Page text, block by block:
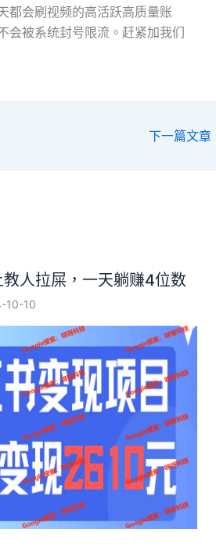
都会刷视频的高活跃高质量账
会被系统封号限流。赶紧加我们
下一篇文章
人拉屎，一天躺赚4位数
10-10